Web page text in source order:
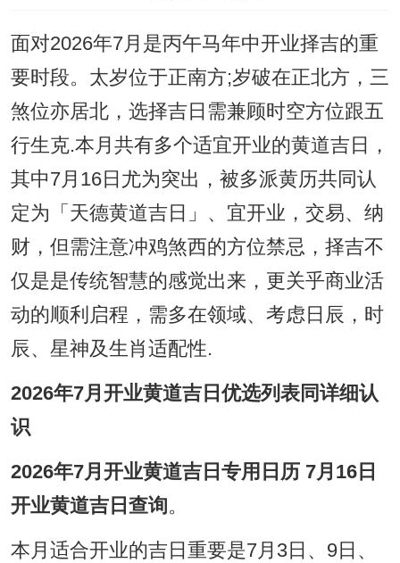
面对2026年7月是丙午马年中开业择吉的重
要时段。太岁位于正南方;岁破在正北方，三
煞位亦居北，选择吉日需兼顾时空方位跟五
行生克.本月共有多个适宜开业的黄道吉日，
其中7月16日尤为突出，被多派黄历共同认
定为「天德黄道吉日」、宜开业，交易、纳
财，但需注意冲鸡煞西的方位禁忌，择吉不
仅是是传统智慧的感觉出来，更关乎商业活
动的顺利启程，需多在领域、考虑日辰，时
辰、星神及生肖适配性.
2026年7月开业黄道吉日优选列表同详细认
识
2026年7月开业黄道吉日专用日历 7月16日
开业黄道吉日查询。
本月适合开业的吉日重要是7月3日、9日、